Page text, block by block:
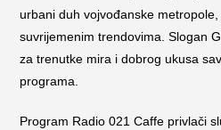
urbani duh vojvođanske
suvrijemenim trendovima. Slogan
za trenutke mira i dobrog ukusa
programa.
Program Radio 021 Caffe privlači